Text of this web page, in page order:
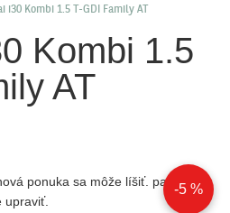
i30 Kombi 1.5 T-GDI Family AT
Kombi 1.5
AT
-5 %
ponuka sa môže líšiť. parametre
upraviť.